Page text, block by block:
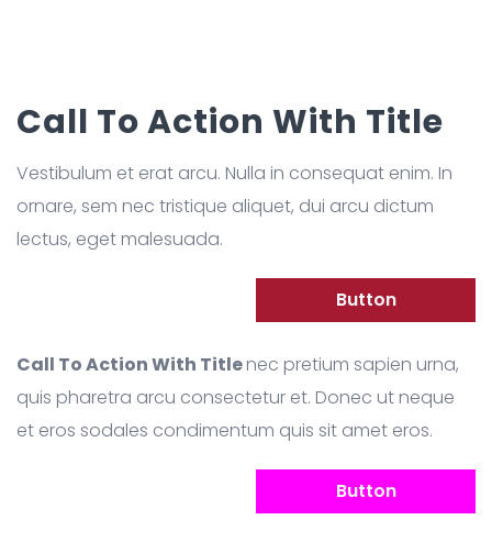
Call To Action With Title
Vestibulum et erat arcu. Nulla in consequat enim. In
ornare, sem nec tristique aliquet, dui arcu dictum
lectus, eget malesuada.
Button
Call To Action With Titlenec pretium sapien urna,
quis pharetra arcu consectetur et. Donec ut neque
et eros sodales condimentum quis sit amet eros.
Button